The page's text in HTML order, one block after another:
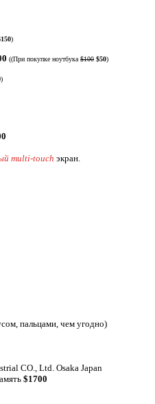
)
((При покупке ноутбука $100 $50)
)
multi-touch экран.
пальцами, чем угодно)
CO., Ltd. Osaka Japan
$1700